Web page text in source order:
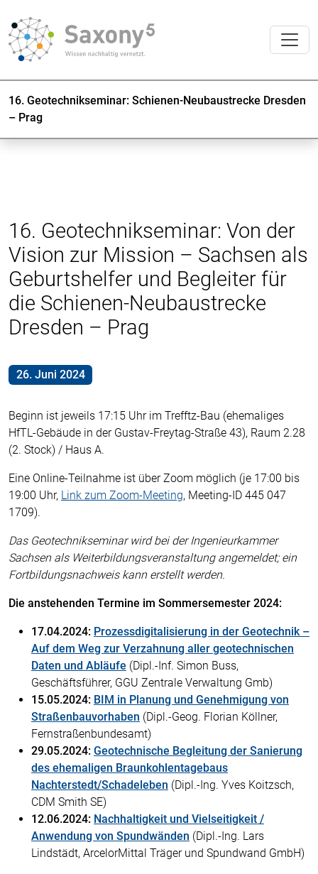
16. Geotechnikseminar: Schienen-Neubaustrecke Dresden
– Prag
16. Geotechnikseminar: Von der
Vision zur Mission – Sachsen als
Geburtshelfer und Begleiter für
die Schienen-Neubaustrecke
Dresden – Prag
26. Juni 2024
Beginn ist jeweils 17:15 Uhr im Trefftz-Bau (ehemaliges
HfTL-Gebäude in der Gustav-Freytag-Straße 43), Raum 2.28
(2. Stock) / Haus A.
Eine Online-Teilnahme ist über Zoom möglich (je 17:00 bis
19:00 Uhr, Link zum Zoom-Meeting, Meeting-ID 445 047
1709).
Das Geotechnikseminar wird bei der Ingenieurkammer
Sachsen als Weiterbildungsveranstaltung angemeldet; ein
Fortbildungsnachweis kann erstellt werden.
Die anstehenden Termine im Sommersemester 2024:
17.04.2024: Prozessdigitalisierung in der Geotechnik –
Auf dem Weg zur Verzahnung aller geotechnischen
Daten und Abläufe (Dipl.-Inf. Simon Buss,
Geschäftsführer, GGU Zentrale Verwaltung Gmb)
15.05.2024: BIM in Planung und Genehmigung von
Straßenbauvorhaben (Dipl.-Geog. Florian Köllner,
Fernstraßenbundesamt)
29.05.2024: Geotechnische Begleitung der Sanierung
des ehemaligen Braunkohlentagebaus
Nachterstedt/Schadeleben (Dipl.-Ing. Yves Koitzsch,
CDM Smith SE)
12.06.2024: Nachhaltigkeit und Vielseitigkeit /
Anwendung von Spundwänden (Dipl.-Ing. Lars
Lindstädt, ArcelorMittal Träger und Spundwand GmbH)